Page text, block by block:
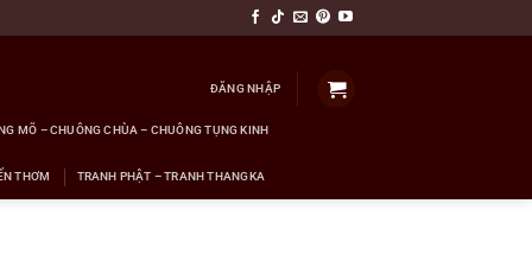
ĐĂNG NHẬP
MÕ – CHUÔNG CHÙA – CHUÔNG TỤNG KINH
THƠM TRANH PHẬT – TRANH THANGKA